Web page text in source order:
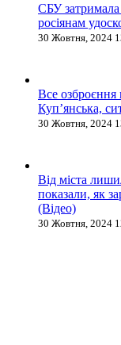
СБУ затримала
росіянам
30 Жовтня, 2024
Все озброєння
Куп’янська,
30 Жовтня, 2024
Від міста
показали, як
(Відео)
30 Жовтня, 2024